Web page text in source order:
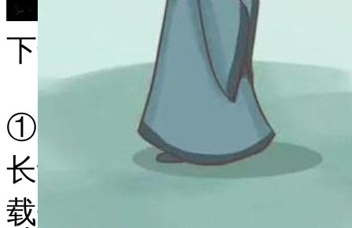
下载小贴士
①资料以夸克网盘形式存
长认为特别好用，可以
载使用 ，如果提示一次